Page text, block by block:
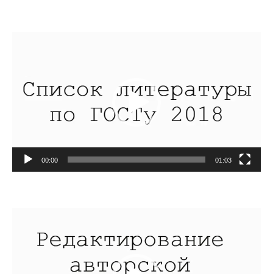
00:00 01:03